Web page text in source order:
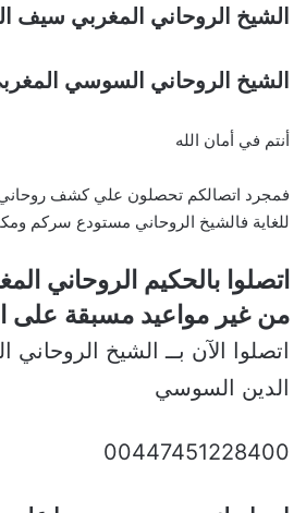
الشيخ الروحاني المغربي سيف
الشيخ الروحاني السوسي
أنتم في أمان الله
فمجرد اتصالكم تحصلون علي كشف
للغاية فالشيخ الروحاني مستودع سركم
اتصلوا بالحكيم الروحاني
من غير مواعيد مسبقة على
اتصلوا الآن بــ الشيخ
الدين السوسي
00447451228400